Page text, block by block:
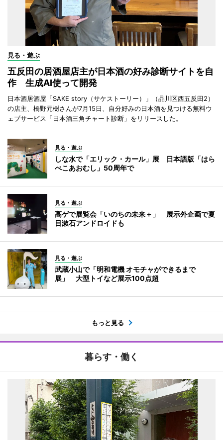
見る・遊ぶ
五反田の居酒屋店主が日本酒の好み診断サイトを自
作 生成AI使って開発
日本酒居酒屋「SAKE story（サケストーリー）」（品川区西五反田2）
の店主、橋野元樹さんが7月15日、自分好みの日本酒を見つける無料ウ
ェブサービス「日本酒三角チャート診断」をリリースした。
見る・遊ぶ
しな水で「エリック・カール」展 日本語版「はら
ぺこあおむし」50周年で
見る・遊ぶ
高ゲで展覧会「いのちの未来＋」 展示外企画で夏
目漱石アンドロイドも
見る・遊ぶ
武蔵小山で「明和電機 オモチャができるまで
展」 大型トイなど展示100点超
もっと見る
暮らす・働く